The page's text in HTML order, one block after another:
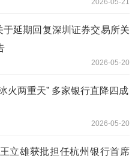
于延期回复深圳证券交易所关
2026-05-20
火两重天” 多家银行直降四成
2026-05-20
立雄获批担任杭州银行首席